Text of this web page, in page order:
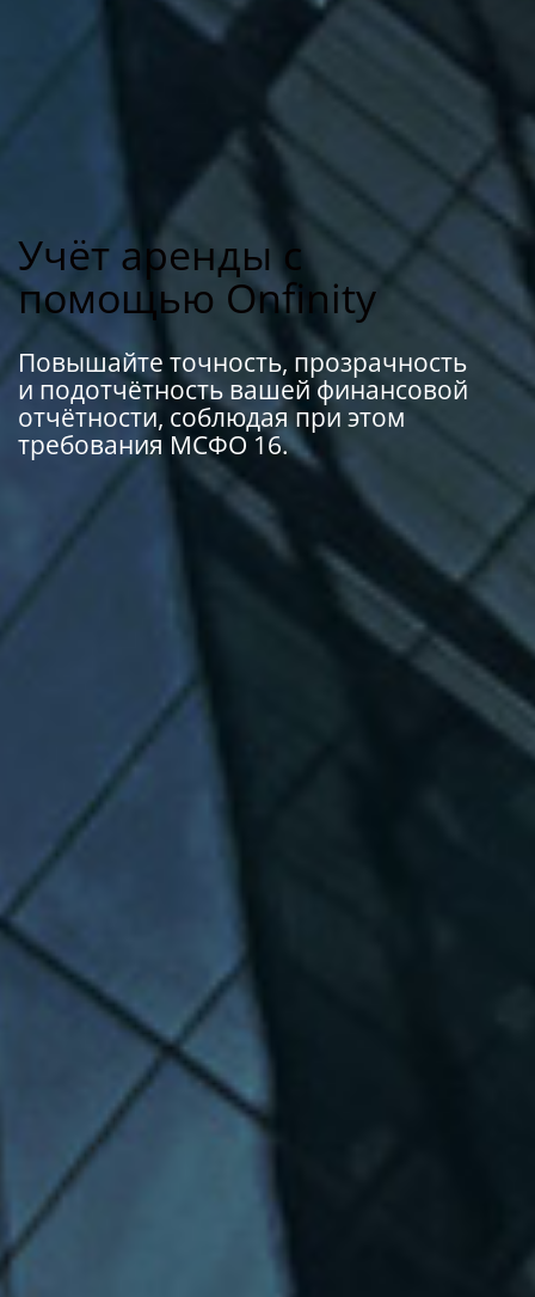
Учёт аренды с
помощью Onfinity
Повышайте точность, прозрачность
и подотчётность вашей финансовой
отчётности, соблюдая при этом
требования МСФО 16.